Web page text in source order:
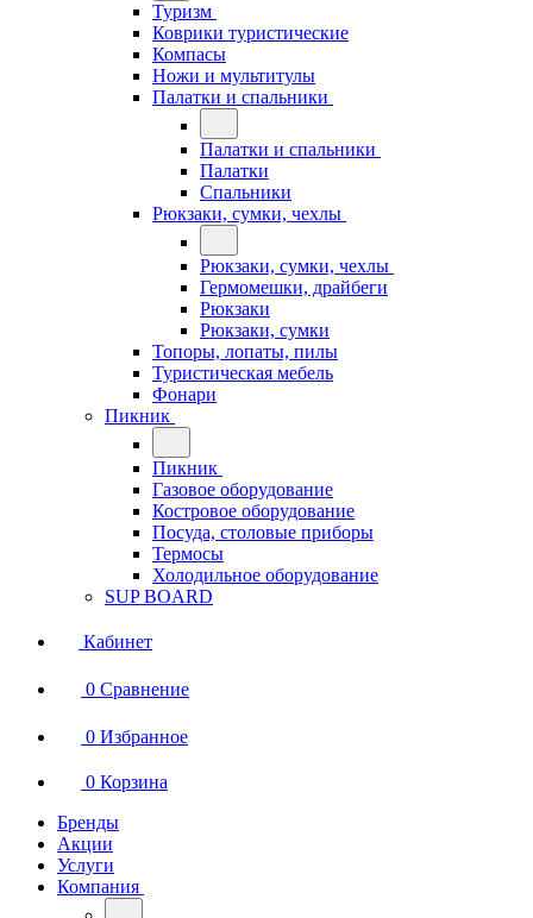
Туризм
Коврики туристические
Компасы
Ножи и мультитулы
Палатки и спальники
Палатки и спальники
Палатки
Спальники
Рюкзаки, сумки, чехлы
Рюкзаки, сумки, чехлы
Гермомешки, драйбеги
Рюкзаки
Рюкзаки, сумки
Топоры, лопаты, пилы
Туристическая мебель
Фонари
Пикник
Пикник
Газовое оборудование
Костровое оборудование
Посуда, столовые приборы
Термосы
Холодильное оборудование
SUP BOARD
Кабинет
0 Сравнение
0 Избранное
0 Корзина
Бренды
Акции
Услуги
Компания